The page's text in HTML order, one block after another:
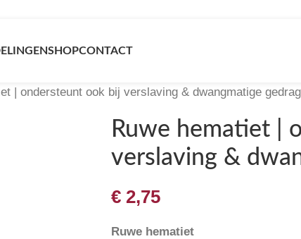
SHOPCONTACT
| ondersteunt ook bij verslaving & dwangmatige
Ruwe hematiet |
verslaving &
€2,75
Ruwe hematiet